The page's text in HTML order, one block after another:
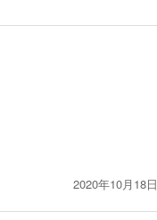
2020年10月18日